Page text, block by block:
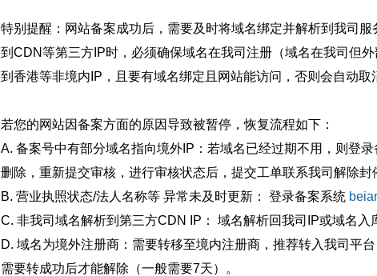
特别提醒：网站备案成功后，需要及时将域名绑定并解析到我司
到CDN等第三方IP时，必须确保域名在我司注册（域名在我司但
到香港等非境内IP，且要有域名绑定且网站能访问，否则会自动
若您的网站因备案方面的原因导致被暂停，恢复流程如下：
A. 备案号中有部分域名指向境外IP：若域名已经过期不用，则登
删除，重新提交审核，进行审核状态后，提交工单联系我司解除封
B. 营业执照状态/法人名称等 异常未及时更新： 登录备案系统
C. 非我司域名解析到第三方CDN IP： 域名解析回我司IP或域名入
D. 域名为境外注册商：需要转移至境内注册商，推荐转入我司平台
需要转成功后才能解除（一般需要7天）。